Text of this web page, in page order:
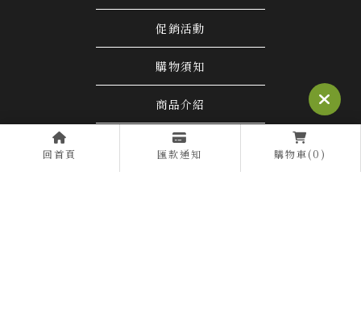
回首頁 匯款通知 購物車(0)
促銷活動
購物須知
商品介紹
茶道學院